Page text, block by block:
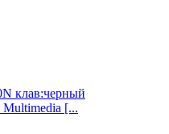
клав:черный
[...